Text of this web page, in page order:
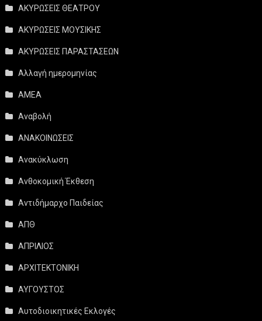
ΑΚΥΡΩΣΕΙΣ ΘΕΑΤΡΟΥ
ΑΚΥΡΩΣΕΙΣ ΜΟΥΣΙΚΗΣ
ΑΚΥΡΩΣΕΙΣ ΠΑΡΑΣΤΑΣΕΩΝ
Αλλαγή ημερομηνίας
ΑΜΕΑ
Αναβολή
ΑΝΑΚΟΙΝΩΣΕΙΣ
Ανακύκλωση
Ανθοκομική Έκθεση
Αντιδήμαρχο Παιδείας
ΑΠΘ
ΑΠΡΙΛΙΟΣ
ΑΡΧΙΤΕΚΤΟΝΙΚΗ
ΑΥΓΟΥΣΤΟΣ
Αυτοδιοικητικές Εκλογές